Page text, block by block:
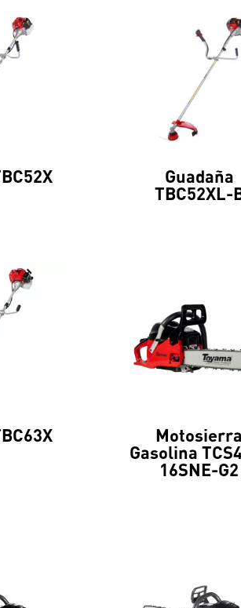
Guadaña
TBC52XL-
Motosierra
Gasolina
16SNE-G2